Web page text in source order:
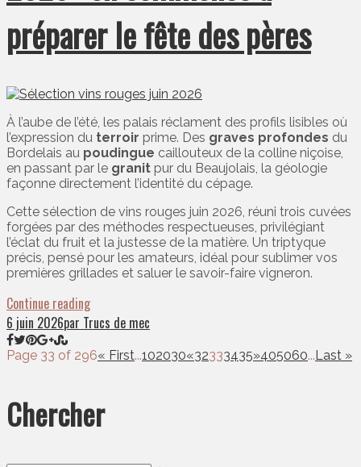
préparer le fête des pères
À l’aube de l’été, les palais réclament des profils lisibles où
l’expression du terroir prime. Des graves profondes du
Bordelais au poudingue caillouteux de la colline niçoise,
en passant par le granit pur du Beaujolais, la géologie
façonne directement l’identité du cépage.
Cette sélection de vins rouges juin 2026, réuni trois cuvées
forgées par des méthodes respectueuses, privilégiant
l’éclat du fruit et la justesse de la matière. Un triptyque
précis, pensé pour les amateurs, idéal pour sublimer vos
premières grillades et saluer le savoir-faire vigneron.
Continue reading
6 juin 2026par Trucs de mec
Page 33 of 296« First...102030«32333435»405060...Last »
Chercher